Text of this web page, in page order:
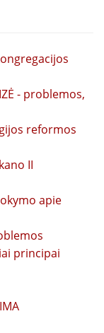
- problemos,
reformos
II
apie
principai